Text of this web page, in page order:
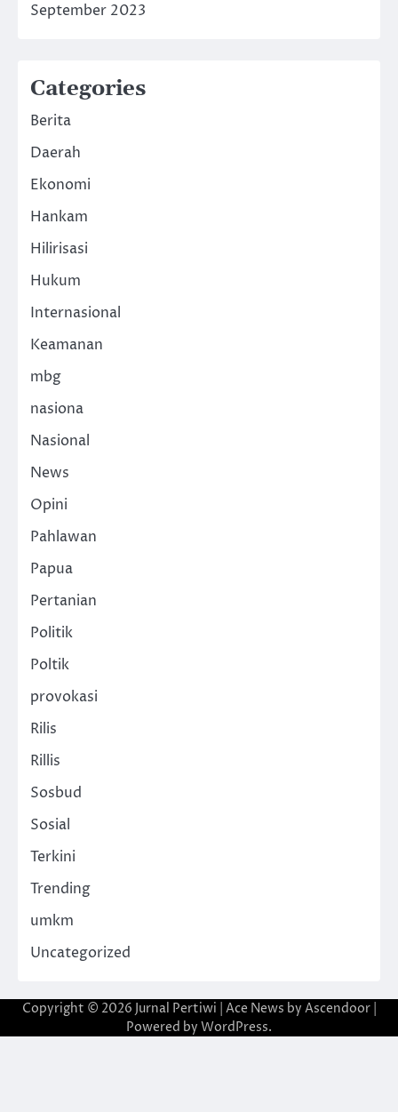
September 2023
Categories
Berita
Daerah
Ekonomi
Hankam
Hilirisasi
Hukum
Internasional
Keamanan
mbg
nasiona
Nasional
News
Opini
Pahlawan
Papua
Pertanian
Politik
Poltik
provokasi
Rilis
Rillis
Sosbud
Sosial
Terkini
Trending
umkm
Uncategorized
Copyright © 2026 Jurnal Pertiwi | Ace News by Ascendoor|
Powered by WordPress.